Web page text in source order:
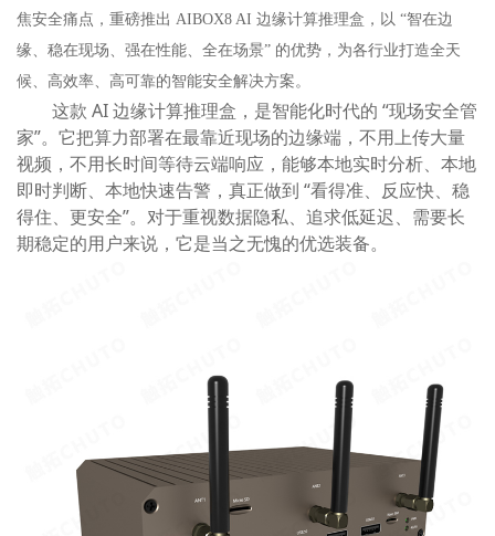
焦安全痛点，重磅推出 AIBOX8 AI 边缘计算推理盒，以 “智在边
缘、稳在现场、强在性能、全在场景” 的优势，为各行业打造全天
候、高效率、高可靠的智能安全解决方案。
这款 AI 边缘计算推理盒，是智能化时代的 “现场安全管
家”。它把算力部署在最靠近现场的边缘端，不用上传大量
视频，不用长时间等待云端响应，能够本地实时分析、本地
即时判断、本地快速告警，真正做到 “看得准、反应快、稳
得住、更安全”。对于重视数据隐私、追求低延迟、需要长
期稳定的用户来说，它是当之无愧的优选装备。